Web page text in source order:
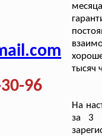
96
тысяч
На
за 3